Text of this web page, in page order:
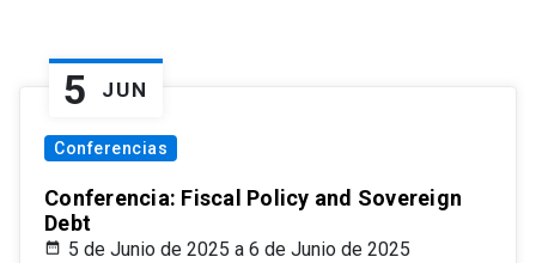
5 JUN
Conferencias
Conferencia: Fiscal Policy and Sovereign
Debt
5 de Junio de 2025 a 6 de Junio de 2025